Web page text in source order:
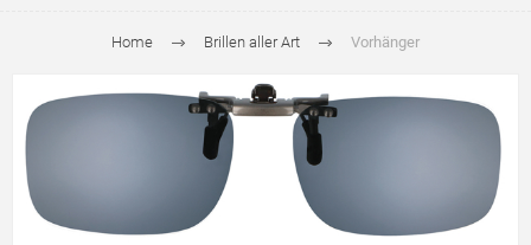
Home Brillen aller Art Vorhänger